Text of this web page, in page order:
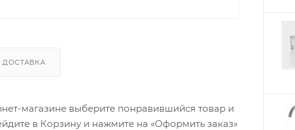
ДОСТАВКА
магазине выберите понравившийся товар и
в Корзину и нажмите на «Оформить заказ»